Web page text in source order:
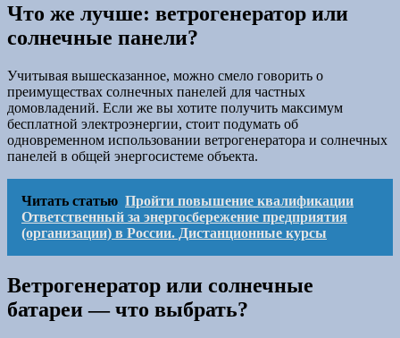
Что же лучше: ветрогенератор или
солнечные панели?
Учитывая вышесказанное, можно смело говорить о
преимуществах солнечных панелей для частных
домовладений. Если же вы хотите получить максимум
бесплатной электроэнергии, стоит подумать об
одновременном использовании ветрогенератора и солнечных
панелей в общей энергосистеме объекта.
Читать статью Пройти повышение квалификации
Ответственный за энергосбережение предприятия
(организации) в России. Дистанционные курсы
Ветрогенератор или солнечные
батареи — что выбрать?